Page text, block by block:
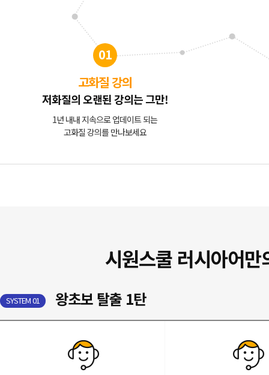
01
고화질 강의
저화질의 오랜된 강의는 그만!
1년 내내 지속으로 업데이트 되는
고화질 강의를 만나보세요
시원스쿨 러시아어
SYSTEM 01 왕초보 탈출 1탄